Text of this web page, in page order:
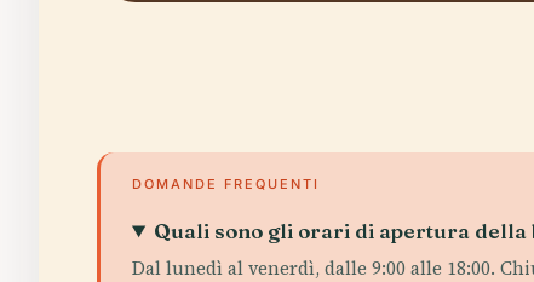
DOMANDE FREQUENTI
Quali sono gli orari di apertura della
Dal lunedì al venerdì, dalle 9:00 alle 18:00.